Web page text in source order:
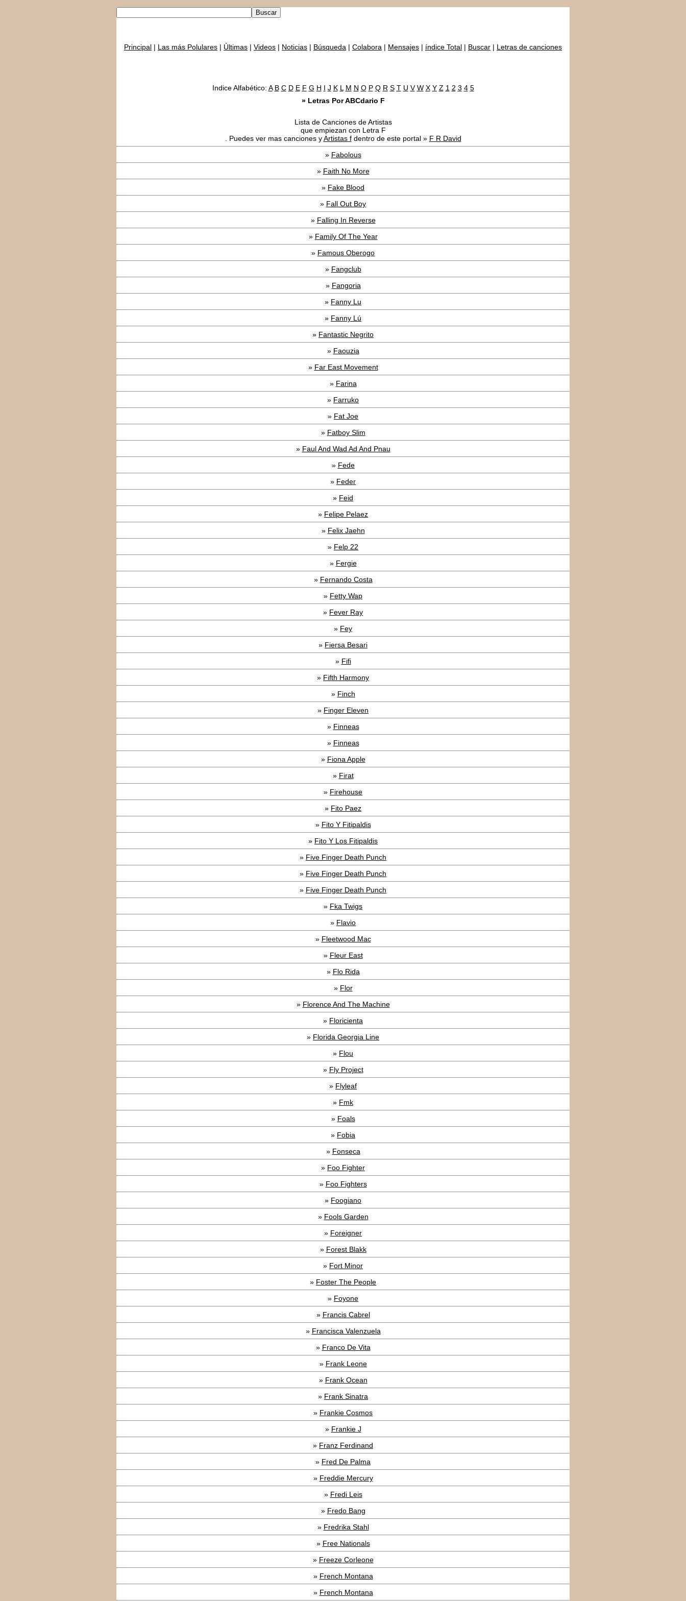
Principal | Las más Polulares | Últimas | Videos | Noticias | Búsqueda | Colabora | Mensajes | índice Total | Buscar | Letras de canciones
Indice Alfabético: A B C D E F G H I J K L M N O P Q R S T U V W X Y Z 1 2 3 4 5
» Letras Por ABCdario F
Lista de Canciones de Artistas
que empiezan con Letra F
. Puedes ver mas canciones yArtistas fdentro de este portal » F R David
» Fabolous
» Faith No More
» Fake Blood
» Fall Out Boy
» Falling In Reverse
» Family Of The Year
» Famous Oberogo
» Fangclub
» Fangoria
» Fanny Lu
» Fanny Lú
» Fantastic Negrito
» Faouzia
» Far East Movement
» Farina
» Farruko
» Fat Joe
» Fatboy Slim
» Faul And Wad Ad And Pnau
» Fede
» Feder
» Feid
» Felipe Pelaez
» Felix Jaehn
» Felp 22
» Fergie
» Fernando Costa
» Fetty Wap
» Fever Ray
» Fey
» Fiersa Besari
» Fifi
» Fifth Harmony
» Finch
» Finger Eleven
» Finneas
» Finneas
» Fiona Apple
» Firat
» Firehouse
» Fito Paez
» Fito Y Fitipaldis
» Fito Y Los Fitipaldis
» Five Finger Death Punch
» Five Finger Death Punch
» Five Finger Death Punch
» Fka Twigs
» Flavio
» Fleetwood Mac
» Fleur East
» Flo Rida
» Flor
» Florence And The Machine
» Floricienta
» Florida Georgia Line
» Flou
» Fly Project
» Flyleaf
» Fmk
» Foals
» Fobia
» Fonseca
» Foo Fighter
» Foo Fighters
» Foogiano
» Fools Garden
» Foreigner
» Forest Blakk
» Fort Minor
» Foster The People
» Foyone
» Francis Cabrel
» Francisca Valenzuela
» Franco De Vita
» Frank Leone
» Frank Ocean
» Frank Sinatra
» Frankie Cosmos
» Frankie J
» Franz Ferdinand
» Fred De Palma
» Freddie Mercury
» Fredi Leis
» Fredo Bang
» Fredrika Stahl
» Free Nationals
» Freeze Corleone
» French Montana
» French Montana